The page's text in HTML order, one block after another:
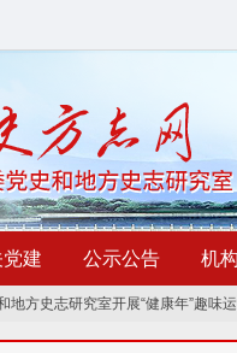
建 公示公告 机
方史志研究室开展“健康年”趣味运